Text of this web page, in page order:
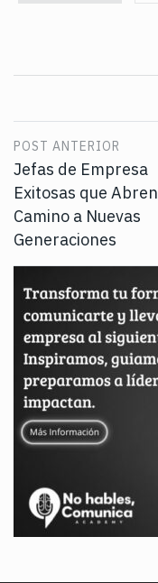
POST ANTERIOR
Jefas de Empresa
Exitosas que Abren
Camino a Nuevas
Generaciones